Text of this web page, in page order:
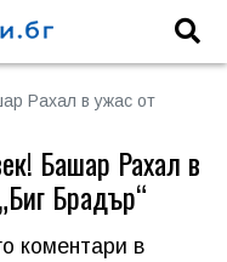
Рахал в ужас от
Башар Рахал в
Брадър“
коментари в